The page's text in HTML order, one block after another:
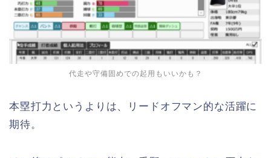
代走や守備固めでの起用もいいかも？
本塁打力というよりは、リードオフマン的な活躍に
期待。